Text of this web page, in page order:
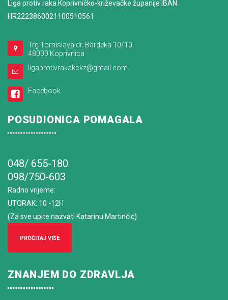
Liga protiv raka Koprivničko-križevačke županije IBAN:
HR2223860021100510561
Trg Tomislava dr. Bardeka 10/10
48000 Koprivnica
ligaprotivrakakckz@gmail.com
Facebook
POSUDIONICA POMAGALA
048/ 655-180
098/750-603
Radno vrijeme:
UTORAK: 10 -12H
(Za sve upite nazvati Katarinu Martinčić)
PROČITAJ VIŠE
ZNANJEM DO ZDRAVLJA